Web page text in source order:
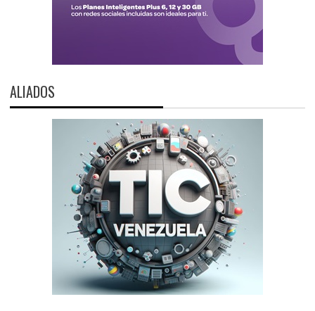
ALIADOS